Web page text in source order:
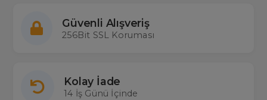
Güvenli Alışveriş
256Bit SSL Koruması
Kolay İade
14 İş Günü İçinde